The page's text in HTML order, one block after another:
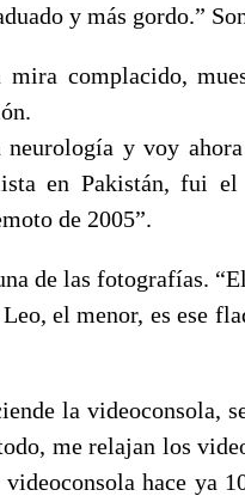
y más gordo.”
complacido,
y voy
en Pakistán, fui
de 2005”.
de las fotografías.
el menor, es ese
la videoconsola,
me relajan los
hace ya